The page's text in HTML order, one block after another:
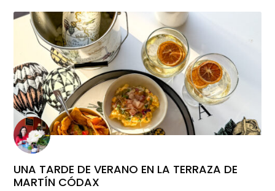
UNA TARDE DE VERANO EN LA TERRAZA DE
MARTÍN CÓDAX